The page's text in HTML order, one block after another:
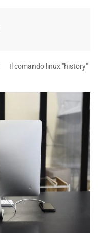
Il comando linux "history"